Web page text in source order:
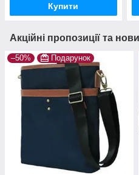
Купити
Акційні пропозиції та
–50% Подарунок